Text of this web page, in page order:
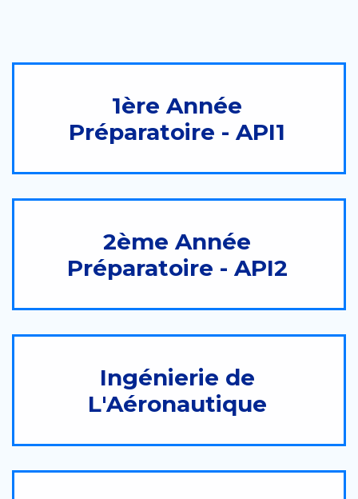
1ère Année
Préparatoire - API1
2ème Année
Préparatoire - API2
Ingénierie de
L'Aéronautique